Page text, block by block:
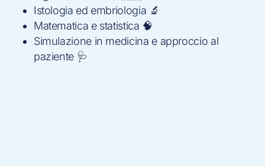
Istologia ed embriologia 🔬
Matematica e statistica 🧠
Simulazione in medicina e approccio al
paziente 🩺